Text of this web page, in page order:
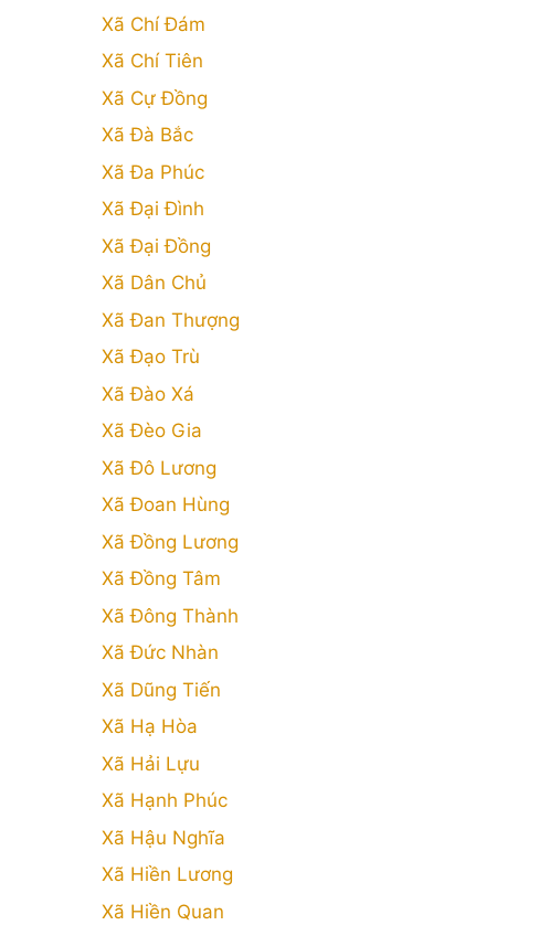
Xã Chí Đám
Xã Chí Tiên
Xã Cự Đồng
Xã Đà Bắc
Xã Đa Phúc
Xã Đại Đình
Xã Đại Đồng
Xã Dân Chủ
Xã Đan Thượng
Xã Đạo Trù
Xã Đào Xá
Xã Đèo Gia
Xã Đô Lương
Xã Đoan Hùng
Xã Đồng Lương
Xã Đồng Tâm
Xã Đông Thành
Xã Đức Nhàn
Xã Dũng Tiến
Xã Hạ Hòa
Xã Hải Lựu
Xã Hạnh Phúc
Xã Hậu Nghĩa
Xã Hiền Lương
Xã Hiền Quan